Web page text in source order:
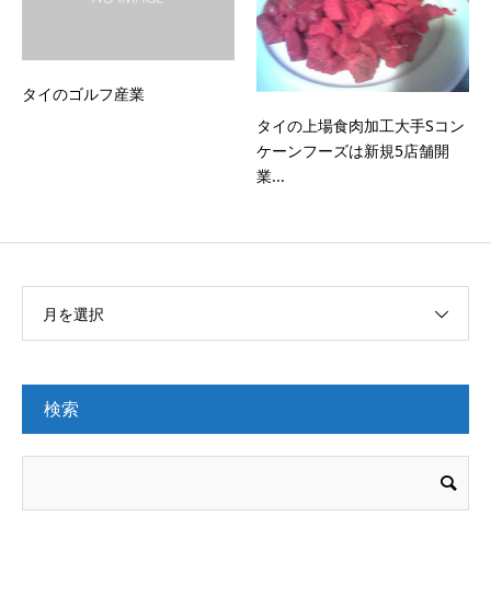
タイのゴルフ産業
タイの上場食肉加工大手Sコン
ケーンフーズは新規5店舗開
業...
月を選択
検索